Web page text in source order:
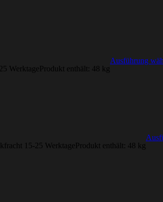
WerktageProdukt enthält: 48 kg
Ausführung
15-25 WerktageProdukt enthält: 48 kg